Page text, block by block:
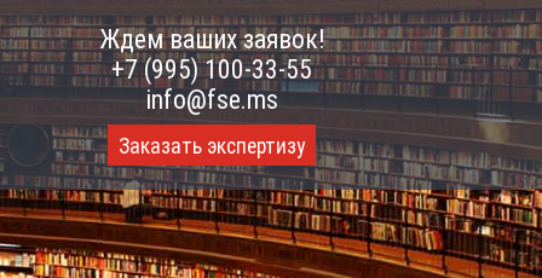
Ждем ваших заявок!
+7 (995) 100-33-55
info@fse.ms
Заказать экспертизу